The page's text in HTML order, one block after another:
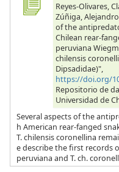
Reyes-Olivares,
Zúñiga,
of the
Chilean rear-
peruviana
chilensis
Dipsadidae)",
https://doi.org/
Repositorio de
Universidad de
Several aspects of the
h American rear-fanged
T. chilensis coronellina
e describe the first records
peruviana and T. ch.